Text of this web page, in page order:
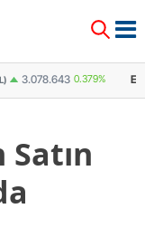
3.078.643 0.379%